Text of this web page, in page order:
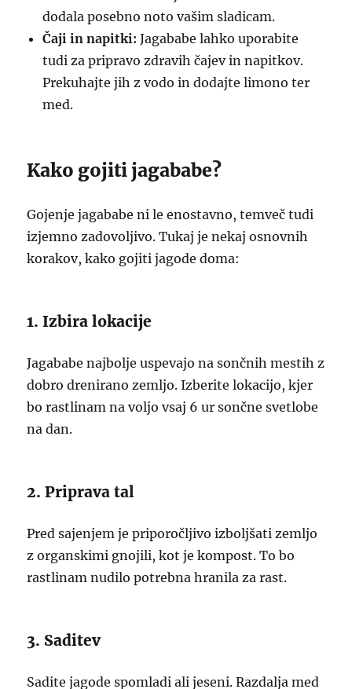
dodala posebno noto vašim sladicam.
Čaji in napitki: Jagababe lahko uporabite
tudi za pripravo zdravih čajev in napitkov.
Prekuhajte jih z vodo in dodajte limono ter
med.
Kako gojiti jagababe?
Gojenje jagababe ni le enostavno, temveč tudi
izjemno zadovoljivo. Tukaj je nekaj osnovnih
korakov, kako gojiti jagode doma:
1. Izbira lokacije
Jagababe najbolje uspevajo na sončnih mestih z
dobro drenirano zemljo. Izberite lokacijo, kjer
bo rastlinam na voljo vsaj 6 ur sončne svetlobe
na dan.
2. Priprava tal
Pred sajenjem je priporočljivo izboljšati zemljo
z organskimi gnojili, kot je kompost. To bo
rastlinam nudilo potrebna hranila za rast.
3. Saditev
Sadite jagode spomladi ali jeseni. Razdalja med